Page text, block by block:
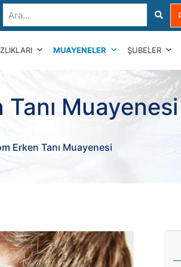
MUAYENELER ŞUBELER
Muayenesi
Erken Tanı Muayenesi